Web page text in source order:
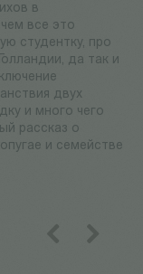
в
все это
студентку, про
да так и
двух
и много чего
рассказ о
и семействе